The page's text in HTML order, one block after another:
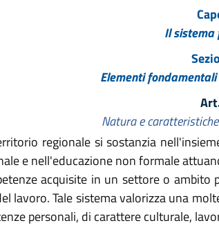
Il
Elementi
Natura e
regionale si sostanzia
e nell'educazione non formale
acquisite in un settore o
lavoro. Tale sistema valorizza una
personali, di carattere culturale,